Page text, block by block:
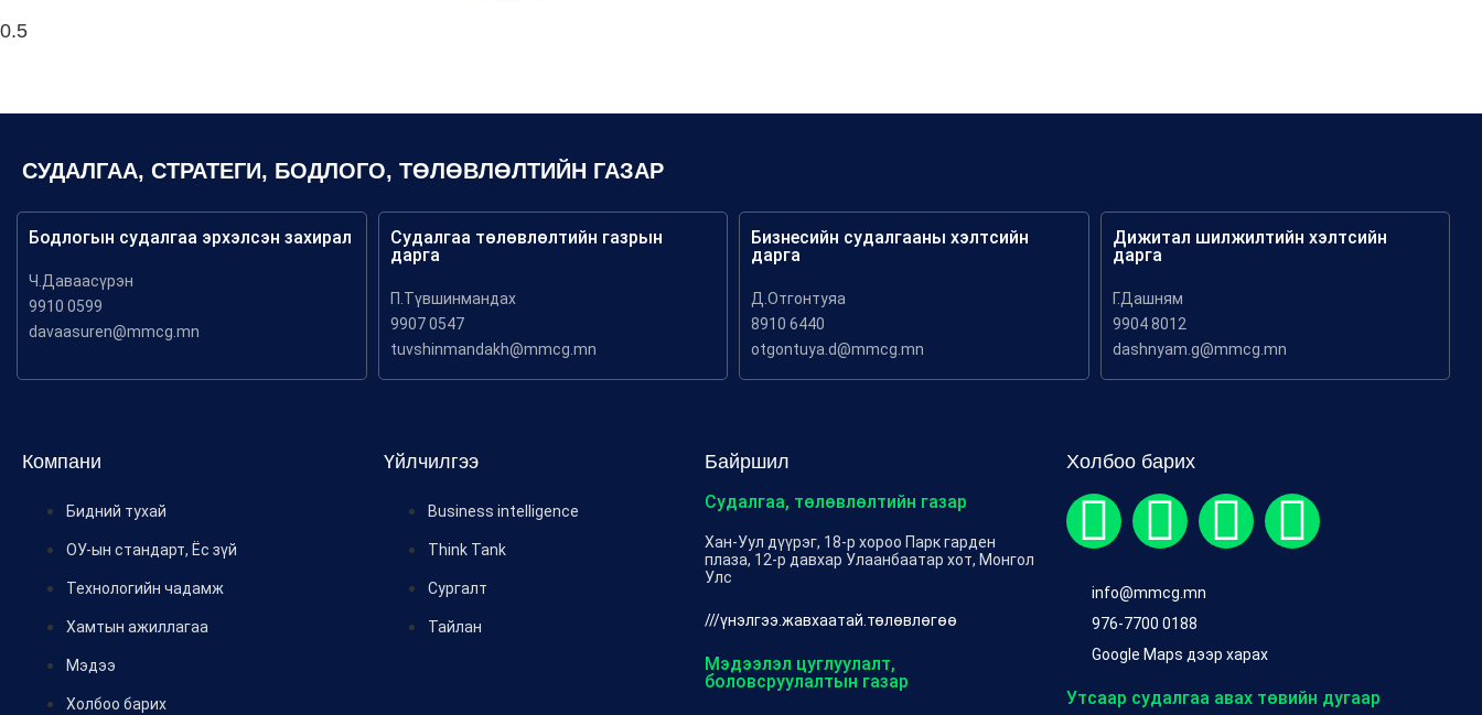
СУДАЛГАА, СТРАТЕГИ, БОДЛОГО, ТӨЛӨВЛӨЛТИЙН ГАЗАР
Бодлогын судалгаа эрхэлсэн захирал
Ч.Даваасүрэн
9910 0599
davaasuren@mmcg.mn
Судалгаа төлөвлөлтийн газрын
дарга
П.Түвшинмандах
9907 0547
tuvshinmandakh@mmcg.mn
Бизнесийн судалгааны хэлтсийн
дарга
Д.Отгонтуяа
8910 6440
otgontuya.d@mmcg.mn
Дижитал шилжилтийн хэлтсийн
дарга
Г.Дашням
9904 8012
dashnyam.g@mmcg.mn
Компани
Бидний тухай
ОУ-ын стандарт, Ёс зүй
Технологийн чадамж
Хамтын ажиллагаа
Мэдээ
Холбоо барих
Үйлчилгээ
Business intelligence
Think Tank
Сургалт
Тайлан
Байршил
Судалгаа, төлөвлөлтийн газар
Хан-Уул дүүрэг, 18-р хороо Парк гарден
плаза, 12-р давхар Улаанбаатар хот, Монгол
Улс
///үнэлгээ.жавхаатай.төлөвлөгөө
Мэдээлэл цуглуулалт,
боловсруулалтын газар
Холбоо барих
info@mmcg.mn
976-7700 0188
Google Maps дээр харах
Утсаар судалгаа авах төвийн дугаар